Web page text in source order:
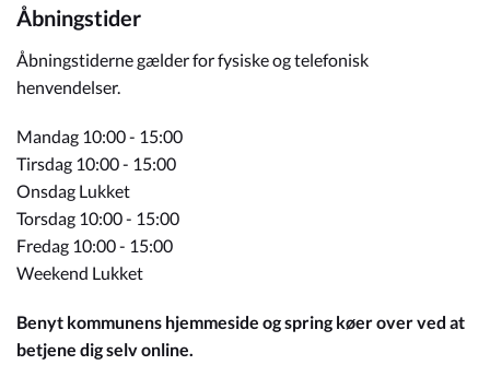
Åbningstider
Åbningstiderne gælder for fysiske og telefonisk
henvendelser.
Mandag 10:00 - 15:00
Tirsdag 10:00 - 15:00
Onsdag Lukket
Torsdag 10:00 - 15:00
Fredag 10:00 - 15:00
Weekend Lukket
Benyt kommunens hjemmeside og spring køer over ved at
betjene dig selv online.